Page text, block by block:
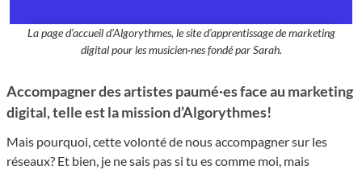
La page d’accueil d’Algorythmes, le site d’apprentissage de marketing
digital pour les musicien·nes fondé par Sarah.
Accompagner des artistes paumé·es face au marketing
digital, telle est la mission d’Algorythmes!
Mais pourquoi, cette volonté de nous accompagner sur les
réseaux? Et bien, je ne sais pas si tu es comme moi, mais